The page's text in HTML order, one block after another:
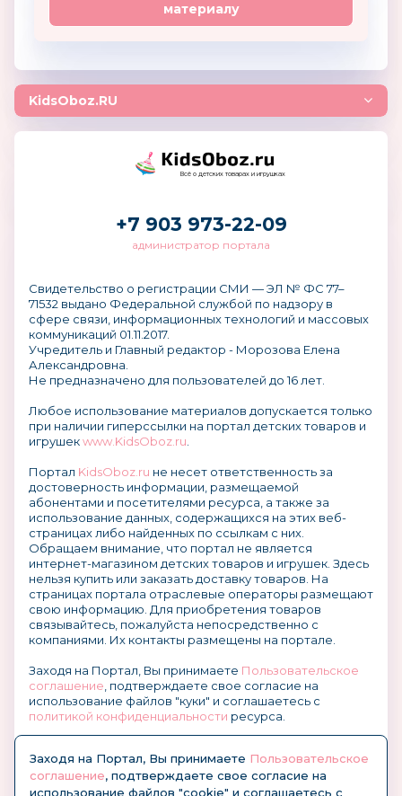
материалу
KidsOboz.RU
Всё о детских товарах и игрушках
+7 903 973-22-09
администратор портала
Свидетельство о регистрации СМИ — ЭЛ № ФС 77–
71532 выдано Федеральной службой по надзору в
сфере связи, информационных технологий и массовых
коммуникаций 01.11.2017.
Учредитель и Главный редактор - Морозова Елена
Александровна.
Не предназначено для пользователей до 16 лет.
Любое использование материалов допускается только
при наличии гиперссылки на портал детских товаров и
игрушекwww.KidsOboz.ru.
Портал KidsOboz.ru не несет ответственность за
достоверность информации, размещаемой
абонентами и посетителями ресурса, а также за
использование данных, содержащихся на этих веб-
страницах либо найденных по ссылкам с них.
Обращаем внимание, что портал не является
интернет-магазином детских товаров и игрушек. Здесь
нельзя купить или заказать доставку товаров. На
страницах портала отраслевые операторы размещают
свою информацию. Для приобретения товаров
связывайтесь, пожалуйста непосредственно с
компаниями. Их контакты размещены на портале.
Заходя на Портал, Вы принимаете Пользовательское
соглашение, подтверждаете свое согласие на
использование файлов "куки" и соглашаетесь с
политикой конфиденциальности ресурса.
Заходя на Портал, Вы принимаете Пользовательское
соглашение, подтверждаете свое согласие на
использование файлов "cookie" и соглашаетесь с